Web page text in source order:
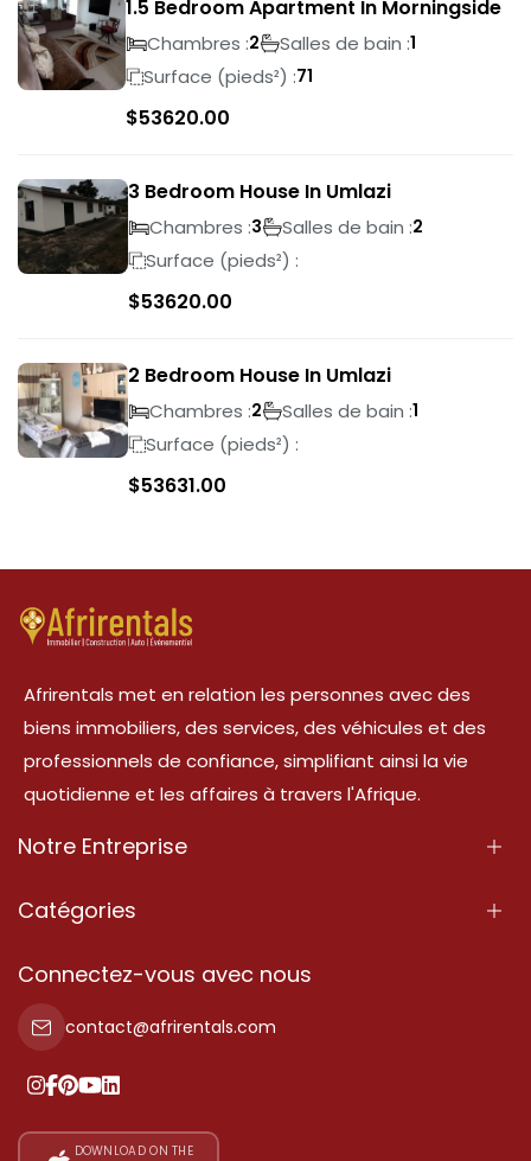
1.5 Bedroom Apartment In Morningside
Chambres :2 Salles de bain :1
Surface (pieds²) :71
$53620.00
3 Bedroom House In Umlazi
Chambres :3 Salles de bain :2
Surface (pieds²) :
$53620.00
2 Bedroom House In Umlazi
Chambres :2 Salles de bain :1
Surface (pieds²) :
$53631.00
Afrirentals met en relation les personnes avec des
biens immobiliers, des services, des véhicules et des
professionnels de confiance, simplifiant ainsi la vie
quotidienne et les affaires à travers l'Afrique.
Notre Entreprise
À Propos
Conditions d'Utilisation
Politique de Confidentialité
Nos tarifs
Catégories
Propriété
Propriété à vendre
Propriété à louer
Ajoutez votre témoignage
Connectez-vous avec nous
contact@afrirentals.com
DOWNLOAD ON THE